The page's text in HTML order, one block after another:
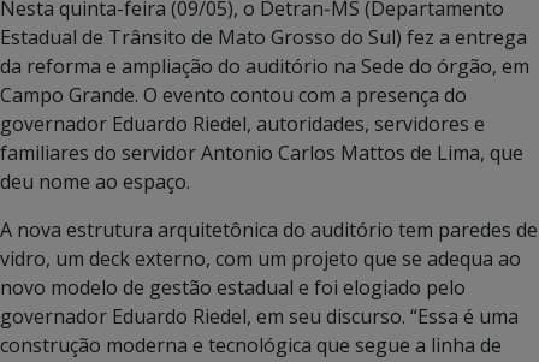
Nesta quinta-feira (09/05), o Detran-MS (Departamento
Estadual de Trânsito de Mato Grosso do Sul) fez a entrega
da reforma e ampliação do auditório na Sede do órgão, em
Campo Grande. O evento contou com a presença do
governador Eduardo Riedel, autoridades, servidores e
familiares do servidor Antonio Carlos Mattos de Lima, que
deu nome ao espaço.
A nova estrutura arquitetônica do auditório tem paredes de
vidro, um deck externo, com um projeto que se adequa ao
novo modelo de gestão estadual e foi elogiado pelo
governador Eduardo Riedel, em seu discurso. “Essa é uma
construção moderna e tecnológica que segue a linha de